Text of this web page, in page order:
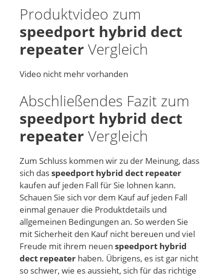
Produktvideo zum
speedport hybrid dect
repeater Vergleich
Video nicht mehr vorhanden
Abschließendes Fazit zum
speedport hybrid dect
repeater Vergleich
Zum Schluss kommen wir zu der Meinung, dass
sich dasspeedport hybrid dect repeater
kaufen auf jeden Fall für Sie lohnen kann.
Schauen Sie sich vor dem Kauf auf jeden Fall
einmal genauer die Produktdetails und
allgemeinen Bedingungen an. So werden Sie
mit Sicherheit den Kauf nicht bereuen und viel
Freude mit ihrem neuen speedport hybrid
dect repeater haben. Übrigens, es ist gar nicht
so schwer, wie es aussieht, sich für das richtige